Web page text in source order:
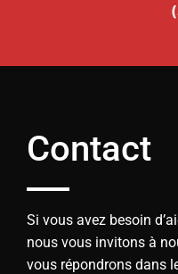
Contact
Si vous avez besoin
nous vous invitons à
vous répondrons dans